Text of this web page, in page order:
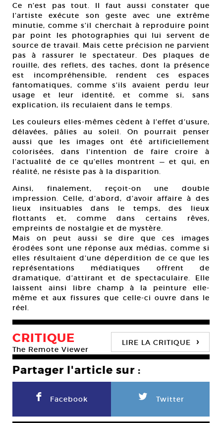
Ce n’est pas tout. Il faut aussi constater que
l’artiste exécute son geste avec une extrême
minutie, comme s’il cherchait à reproduire point
par point les photographies qui lui servent de
source de travail. Mais cette précision ne parvient
pas à rassurer le spectateur. Des plaques de
rouille, des reflets, des taches, dont la présence
est incompréhensible, rendent ces espaces
fantomatiques, comme s’ils avaient perdu leur
usage et leur identité, et comme si, sans
explication, ils reculaient dans le temps.
Les couleurs elles-mêmes cèdent à l’effet d’usure,
délavées, pâlies au soleil. On pourrait penser
aussi que les images ont été artificiellement
colorisées, dans l’intention de faire croire à
l’actualité de ce qu’elles montrent — et qui, en
réalité, ne résiste pas à la disparition.
Ainsi, finalement, reçoit-on une double
impression. Celle, d’abord, d’avoir affaire à des
lieux insituables dans le temps, des lieux
flottants et, comme dans certains rêves,
empreints de nostalgie et de mystère.
Mais on peut aussi se dire que ces images
érodées sont une réponse aux médias, comme si
elles résultaient d’une déperdition de ce que les
représentations médiatiques offrent de
dramatique, d’attirant et de spectaculaire. Elle
laissent ainsi libre champ à la peinture elle-
même et aux fissures que celle-ci ouvre dans le
réel.
CRITIQUE
The Remote Viewer
LIRE LA CRITIQUE ›
Partager l'article sur :
F Facebook L Twitter